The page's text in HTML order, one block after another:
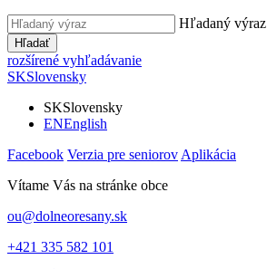
Hľadaný výraz
Hľadať
rozšírené vyhľadávanie
SKSlovensky
SKSlovensky
ENEnglish
Facebook Verzia pre seniorov Aplikácia
Vítame Vás na stránke obce
ou@dolneoresany.sk
+421 335 582 101